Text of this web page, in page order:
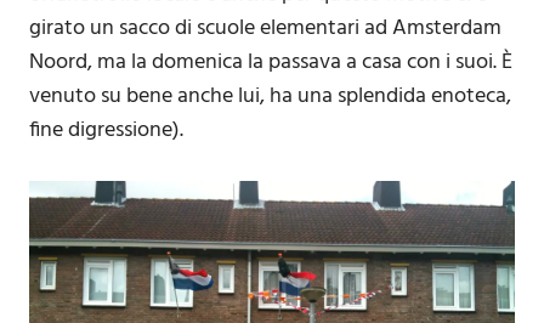
girato un sacco di scuole elementari ad Amsterdam
Noord, ma la domenica la passava a casa con i suoi. È
venuto su bene anche lui, ha una splendida enoteca,
fine digressione).